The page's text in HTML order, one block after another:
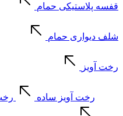
قفسه پلاستیکی حمام
شلف دیواری حمام
رخت آویز
رخت آویز ساده